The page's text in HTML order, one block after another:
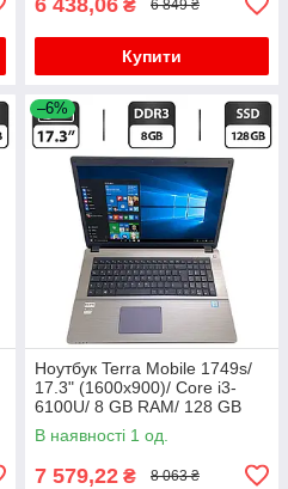
₴ 6 849 ₴
Купити
–6%
Ноутбук Terra Mobile 1749s/
17.3" (1600x900)/ Core i3-
6100U/ 8 GB RAM/ 128 GB
SSD/ HD 520
В наявності 1 од.
7 579,22 ₴ 8 063 ₴